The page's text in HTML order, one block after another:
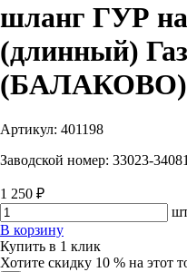
шланг ГУР
(длинный)
(БАЛАКОВО)
Артикул: 401198
Заводской номер: 33023-
1 250 ₽
В корзину
Купить в 1 клик
Хотите скидку 10 % на этот